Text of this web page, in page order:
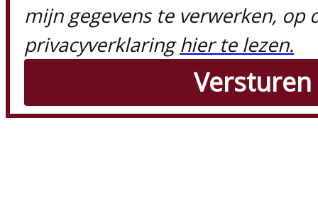
mijn gegevens te verwerken, op
privacyverklaringhier te lezen.
Versturen